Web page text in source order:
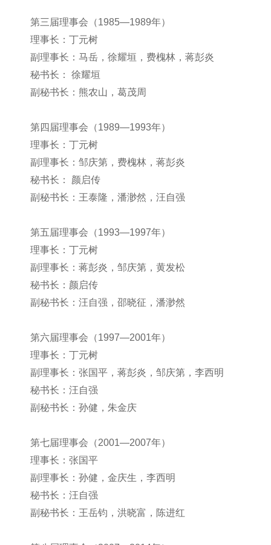
第三届理事会（1985—1989年）
理事长：丁元树
副理事长：马岳，徐耀垣，费槐林，蒋彭炎
秘书长： 徐耀垣
副秘书长：熊农山，葛茂周
第四届理事会（1989—1993年）
理事长：丁元树
副理事长：邹庆第，费槐林，蒋彭炎
秘书长： 颜启传
副秘书长：王泰隆，潘渺然，汪自强
第五届理事会（1993—1997年）
理事长：丁元树
副理事长：蒋彭炎，邹庆第，黄发松
秘书长：颜启传
副秘书长：汪自强，邵晓征，潘渺然
第六届理事会（1997—2001年）
理事长：丁元树
副理事长：张国平，蒋彭炎，邹庆第，李西明
秘书长：汪自强
副秘书长：孙健，朱金庆
第七届理事会（2001—2007年）
理事长：张国平
副理事长：孙健，金庆生，李西明
秘书长：汪自强
副秘书长：王岳钧，洪晓富，陈进红